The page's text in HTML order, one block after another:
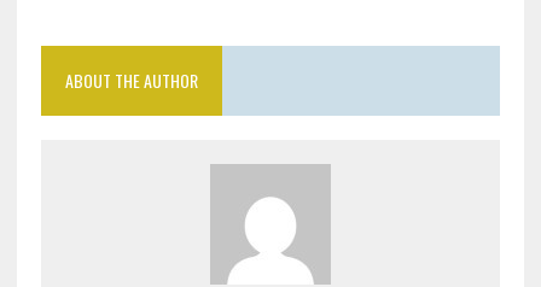
ABOUT THE AUTHOR